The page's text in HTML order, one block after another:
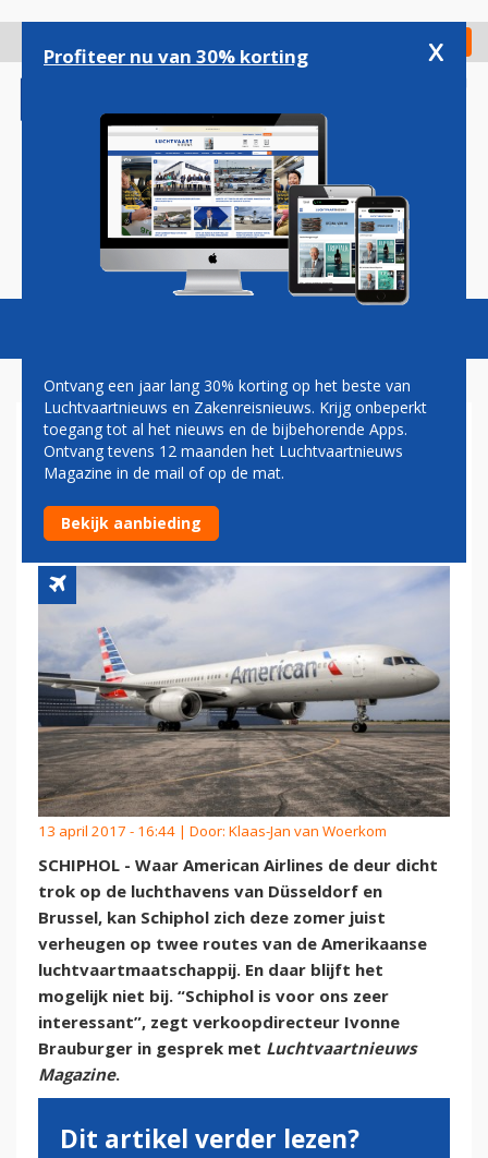
gaan
Check in
Magazine Podcasts Vacatures
AMERICAN AIRLINES ZET
DÜSSELDORF EN BRUSSEL
BUITEN SPEL
13 april 2017 - 16:44 | Door: Klaas-Jan van Woerkom
SCHIPHOL - Waar American Airlines de deur dicht
trok op de luchthavens van Düsseldorf en
Brussel, kan Schiphol zich deze zomer juist
verheugen op twee routes van de Amerikaanse
luchtvaartmaatschappij. En daar blijft het
mogelijk niet bij. “Schiphol is voor ons zeer
interessant”, zegt verkoopdirecteur Ivonne
Brauburger in gesprek met Luchtvaartnieuws
Magazine.
Dit artikel verder lezen?
Profiteer nu van 30% korting x
Ontvang een jaar lang 30% korting op het beste van
Luchtvaartnieuws en Zakenreisnieuws. Krijg onbeperkt
toegang tot al het nieuws en de bijbehorende Apps.
Ontvang tevens 12 maanden het Luchtvaartnieuws
Magazine in de mail of op de mat.
Bekijk aanbieding